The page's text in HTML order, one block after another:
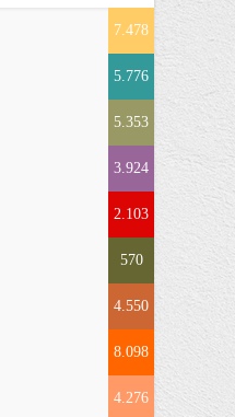
7.478
5.776
5.353
3.924
2.103
570
4.550
8.098
4.276